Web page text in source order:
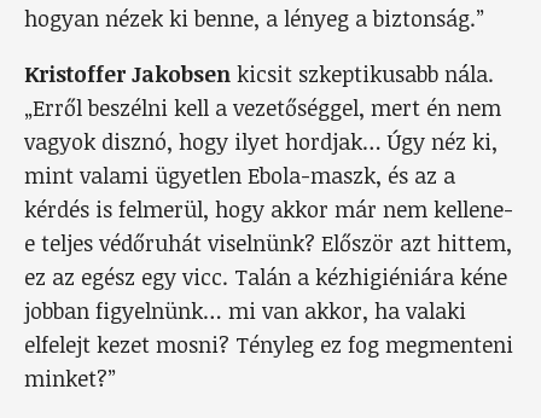
hogyan nézek ki benne, a lényeg a biztonság.”
Kristoffer Jakobsen kicsit szkeptikusabb nála.
„Erről beszélni kell a vezetőséggel, mert én nem
vagyok disznó, hogy ilyet hordjak… Úgy néz ki,
mint valami ügyetlen Ebola-maszk, és az a
kérdés is felmerül, hogy akkor már nem kellene-
e teljes védőruhát viselnünk? Először azt hittem,
ez az egész egy vicc. Talán a kézhigiéniára kéne
jobban figyelnünk… mi van akkor, ha valaki
elfelejt kezet mosni? Tényleg ez fog megmenteni
minket?”